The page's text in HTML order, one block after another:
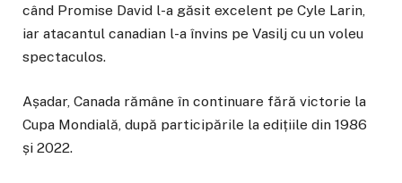
când Promise David l-a găsit excelent pe Cyle Larin,
iar atacantul canadian l-a învins pe Vasilj cu un voleu
spectaculos.
Așadar, Canada rămâne în continuare fără victorie la
Cupa Mondială, după participările la edițiile din 1986
și 2022.